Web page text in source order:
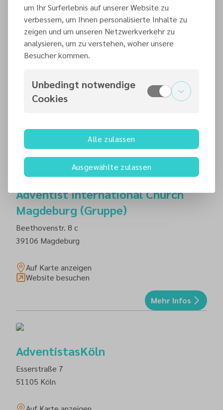
Mehr Infos
Adendorf
Borgwardstraße 13
21365
Adendorf
Adventist International Church
Magdeburg (Gruppe)
Beethovenstr. 8 c
39106 Magdeburg
Auf Karte anzeigen
Website besuchen
Mehr Infos
AdventistasKöln
Esserstraße 7
51105 Köln
um Ihr Surferlebnis auf unserer Website zu
verbessern, um Ihnen personalisierte Inhalte zu
zeigen und um unseren Netzwerkverkehr zu
analysieren, um zu verstehen, woher unsere
Besucher kommen.
Unbedingt notwendige
Cookies
Alle zulassen
Ausgewählte zulassen